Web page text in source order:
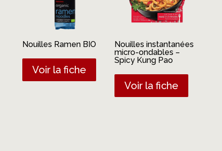
Nouilles Ramen BIO
Voir la fiche
Nouilles instantanées
micro-ondables –
Spicy Kung Pao
Voir la fiche